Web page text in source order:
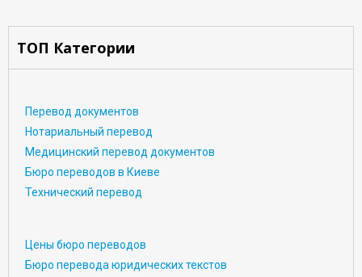
ТОП Категории
Перевод документов
Нотариальный перевод
Медицинский перевод документов
Бюро переводов в Киеве
Технический перевод
Цены бюро переводов
Бюро перевода юридических текстов